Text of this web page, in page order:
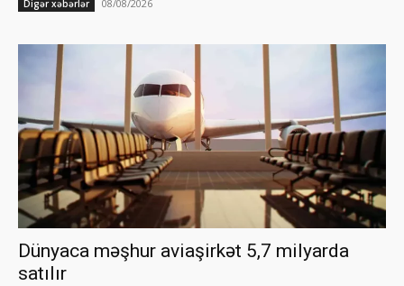
Digər xəbərlər 08/08/2026
Dünyaca məşhur aviaşirkət 5,7 milyarda
satılır